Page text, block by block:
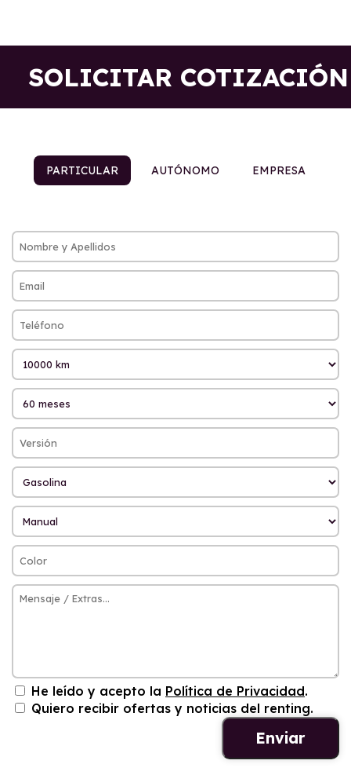
SOLICITAR COTIZACIÓN
PARTICULAR AUTÓNOMO EMPRESA
He leído y acepto la Política de Privacidad.
Quiero recibir ofertas y noticias del renting.